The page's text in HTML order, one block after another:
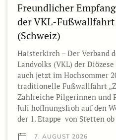
Freundlicher
der VKL-
(Schweiz)
Haisterkirch – Der Verband
Landvolks (VKL) der
auch jetzt im Hochsommer
traditionelle Fußwallfahrt
Zahlreiche Pilgerinnen und
Juli hoffnungsfroh auf den
der 1. Etappe von Stetten
7. AUGUST 2026